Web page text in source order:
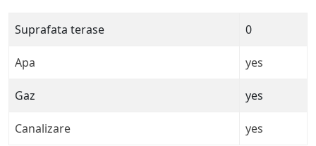
Suprafata terase 0
Apa yes
Gaz yes
Canalizare yes